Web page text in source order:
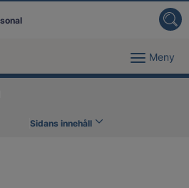
Meny
Sidans innehåll